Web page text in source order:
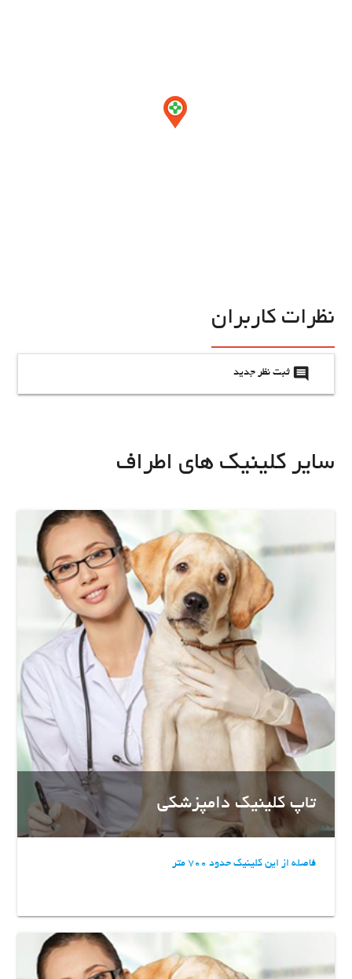
نظرات کاربران
insert_comment ثبت نظر جدید
سایر کلینیک های اطراف
تاپ کلینیک دامپزشکی
فاصله از این کلینیک حدود 700 متر